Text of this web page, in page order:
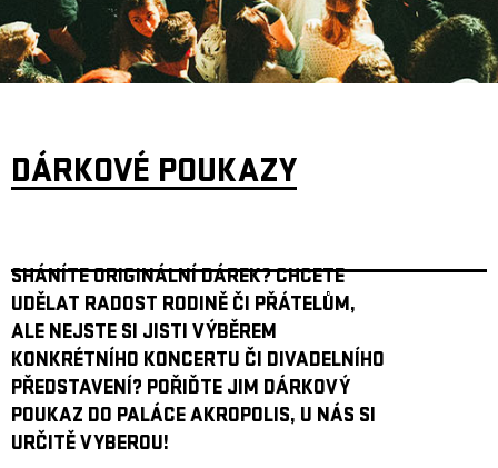
DÁRKOVÉ POUKAZY
SHÁNÍTE ORIGINÁLNÍ DÁREK? CHCETE
UDĚLAT RADOST RODINĚ ČI PŘÁTELŮM,
ALE NEJSTE SI JISTI VÝBĚREM
KONKRÉTNÍHO KONCERTU ČI DIVADELNÍHO
PŘEDSTAVENÍ? POŘIĎTE JIM DÁRKOVÝ
POUKAZ DO PALÁCE AKROPOLIS, U NÁS SI
URČITĚ VYBEROU!